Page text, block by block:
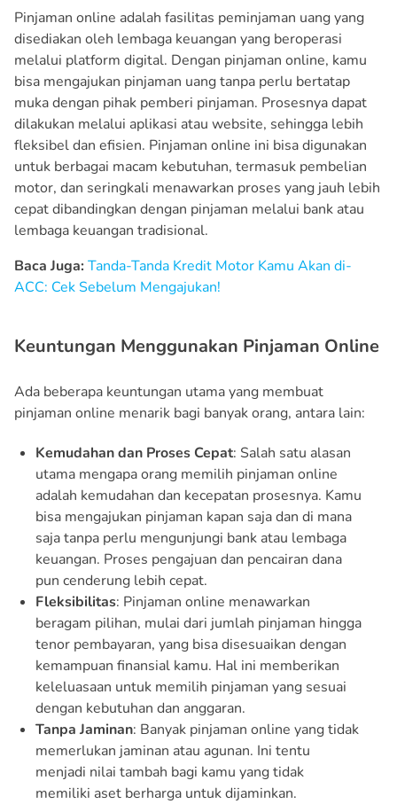
Pinjaman online adalah fasilitas peminjaman uang yang
disediakan oleh lembaga keuangan yang beroperasi
melalui platform digital. Dengan pinjaman online, kamu
bisa mengajukan pinjaman uang tanpa perlu bertatap
muka dengan pihak pemberi pinjaman. Prosesnya dapat
dilakukan melalui aplikasi atau website, sehingga lebih
fleksibel dan efisien. Pinjaman online ini bisa digunakan
untuk berbagai macam kebutuhan, termasuk pembelian
motor, dan seringkali menawarkan proses yang jauh lebih
cepat dibandingkan dengan pinjaman melalui bank atau
lembaga keuangan tradisional.
Baca Juga:Tanda-Tanda Kredit Motor Kamu Akan di-
ACC: Cek Sebelum Mengajukan!
Keuntungan Menggunakan Pinjaman Online
Ada beberapa keuntungan utama yang membuat
pinjaman online menarik bagi banyak orang, antara lain:
Kemudahan dan Proses Cepat: Salah satu alasan
utama mengapa orang memilih pinjaman online
adalah kemudahan dan kecepatan prosesnya. Kamu
bisa mengajukan pinjaman kapan saja dan di mana
saja tanpa perlu mengunjungi bank atau lembaga
keuangan. Proses pengajuan dan pencairan dana
pun cenderung lebih cepat.
Fleksibilitas: Pinjaman online menawarkan
beragam pilihan, mulai dari jumlah pinjaman hingga
tenor pembayaran, yang bisa disesuaikan dengan
kemampuan finansial kamu. Hal ini memberikan
keleluasaan untuk memilih pinjaman yang sesuai
dengan kebutuhan dan anggaran.
Tanpa Jaminan: Banyak pinjaman online yang tidak
memerlukan jaminan atau agunan. Ini tentu
menjadi nilai tambah bagi kamu yang tidak
memiliki aset berharga untuk dijaminkan.